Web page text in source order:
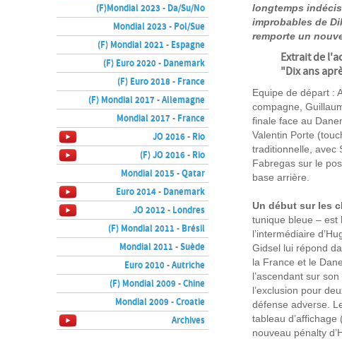
(F)Mondial 2023 - Da/Su/No
Mondial 2023 - Pol/Sue
(F) Mondial 2021 - Espagne
(F) Euro 2020 - Danemark
(F) Euro 2018 - France
(F) Mondial 2017 - Allemagne
Mondial 2017 - France
JO 2016 - Rio
(F) JO 2016 - Rio
Mondial 2015 - Qatar
Euro 2014 - Danemark
JO 2012 - Londres
(F) Mondial 2011 - Brésil
Mondial 2011 - Suède
Euro 2010 - Autriche
(F) Mondial 2009 - Chine
Mondial 2009 - Croatie
Archives
longtemps
improbables de
remporte un
Extrait de
"Dix ans
Equipe de départ :
compagne,
finale face au
Valentin Porte
traditionnelle, avec
Fabregas sur le
base arrière.
Un début sur les
tunique bleue – est
l’intermédiaire
Gidsel lui répond
la France et le
l’ascendant sur
l’exclusion pour
défense adverse.
tableau
nouveau pénalty